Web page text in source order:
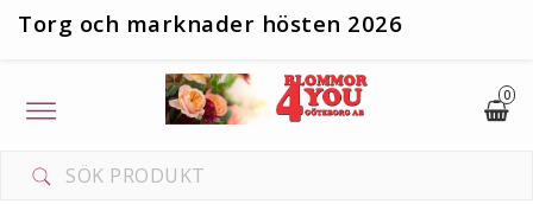
Torg och marknader hösten 2026
0
Toggle
navigation